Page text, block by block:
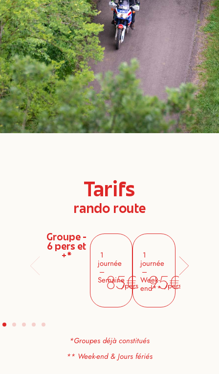
Tarifs
rando route
Groupe -
6 pers et
+*
1
journée
–
Semaine
85€
/pers
1
journée
–
Week-
end**
95€
/pers
*Groupes déjà constitués
** Week-end & Jours fériés